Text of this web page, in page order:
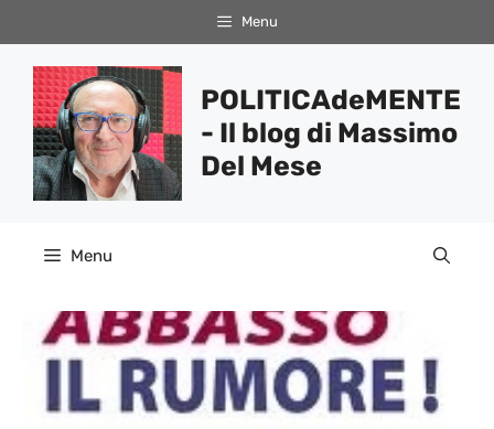
al
contenuto
Menu
POLITICAdeMENTE
- Il blog di Massimo
Del Mese
Menu